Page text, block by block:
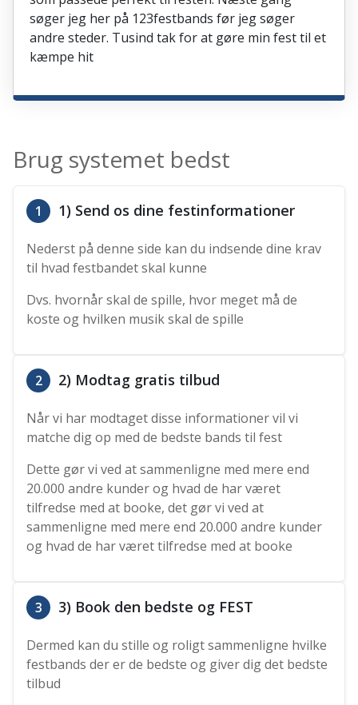
søger jeg her på 123festbands før jeg søger
andre steder. Tusind tak for at gøre min fest til et
kæmpe hit
Brug systemet bedst
1 1) Send os dine festinformationer
Nederst på denne side kan du indsende dine krav
til hvad festbandet skal kunne
Dvs. hvornår skal de spille, hvor meget må de
koste og hvilken musik skal de spille
2 2) Modtag gratis tilbud
Når vi har modtaget disse informationer vil vi
matche dig op med de bedste bands til fest
Dette gør vi ved at sammenligne med mere end
20.000 andre kunder og hvad de har været
tilfredse med at booke, det gør vi ved at
sammenligne med mere end 20.000 andre kunder
og hvad de har været tilfredse med at booke
3 3) Book den bedste og FEST
Dermed kan du stille og roligt sammenligne hvilke
festbands der er de bedste og giver dig det bedste
tilbud